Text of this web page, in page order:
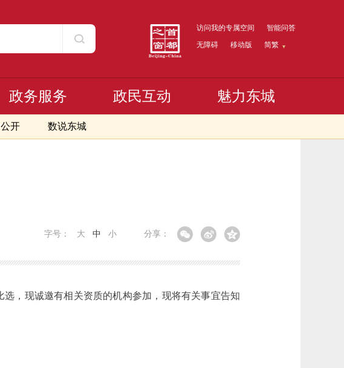
访问我的专属空间
智能问答
无障碍
移动版 简繁
开 数说东城
政务服务 政民互动 魅力东城
分享：
字号： 大 中 小
，现诚邀有相关资质的机构参加，现将有关事宜告知